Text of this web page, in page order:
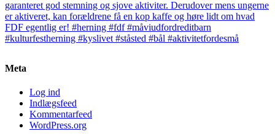
Meta
Log ind
Indlægsfeed
Kommentarfeed
WordPress.org